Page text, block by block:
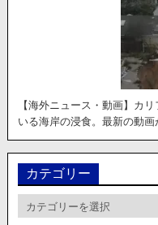
【海外ニュース・動画】カ
いる海岸の浸食。最新の動画
カテゴリー
テ